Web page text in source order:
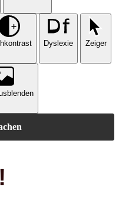
Dyslexie Zeiger